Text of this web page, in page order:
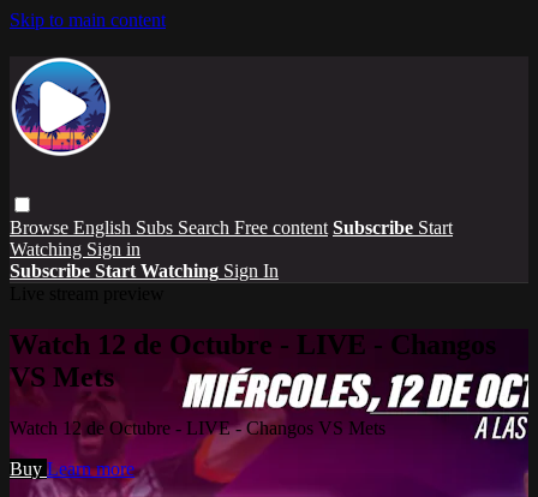
Skip to main content
Browse English Subs Search Free content Subscribe Start
Watching Sign in
Subscribe Start Watching Sign In
Watch 12 de Octubre - LIVE - Changos
VS Mets
Watch 12 de Octubre - LIVE - Changos VS Mets
Buy Learn more